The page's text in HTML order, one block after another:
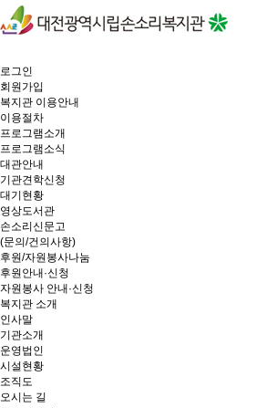
로그인
회원가입
복지관 이용안내
이용절차
프로그램소개
프로그램소식
대관안내
기관견학신청
대기현황
영상도서관
손소리신문고
(문의/건의사항)
후원/자원봉사나눔
후원안내·신청
자원봉사 안내·신청
복지관 소개
인사말
기관소개
운영법인
시설현황
조직도
오시는 길